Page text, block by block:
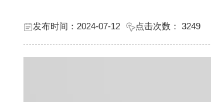
发布时间：2024-07-12 点击次数：3249